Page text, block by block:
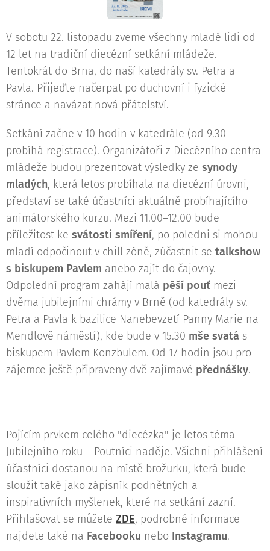
V sobotu 22. listopadu zveme všechny mladé lidi od
12 let na tradiční diecézní setkání mládeže.
Tentokrát do Brna, do naší katedrály sv. Petra a
Pavla. Přijeďte načerpat po duchovní i fyzické
stránce a navázat nová přátelství.
Setkání začne v 10 hodin v katedrále (od 9.30
probíhá registrace). Organizátoři z Diecézního centra
mládeže budou prezentovat výsledky ze synody
mladých, která letos probíhala na diecézní úrovni,
představí se také účastníci aktuálně probíhajícího
animátorského kurzu. Mezi 11.00–12.00 bude
příležitost ke svátosti smíření, po poledni si mohou
mladí odpočinout v chill zóně, zúčastnit se talkshow
s biskupem Pavlem anebo zajít do čajovny.
Odpolední program zahájí malá pěší pouť mezi
dvěma jubilejními chrámy v Brně (od katedrály sv.
Petra a Pavla k bazilice Nanebevzetí Panny Marie na
Mendlově náměstí), kde bude v 15.30 mše svatá s
biskupem Pavlem Konzbulem. Od 17 hodin jsou pro
zájemce ještě připraveny dvě zajímavé přednášky.
Pojícím prvkem celého "diecézka" je letos téma
Jubilejního roku – Poutníci naděje. Všichni přihlášení
účastníci dostanou na místě brožurku, která bude
sloužit také jako zápisník podnětných a
inspirativních myšlenek, které na setkání zazní.
Přihlašovat se můžete ZDE, podrobné informace
najdete také na Facebooku nebo Instagramu.